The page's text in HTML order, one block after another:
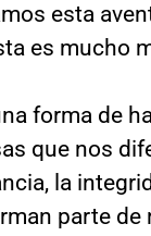
esta
es mucho
forma de
que nos
la
parte de